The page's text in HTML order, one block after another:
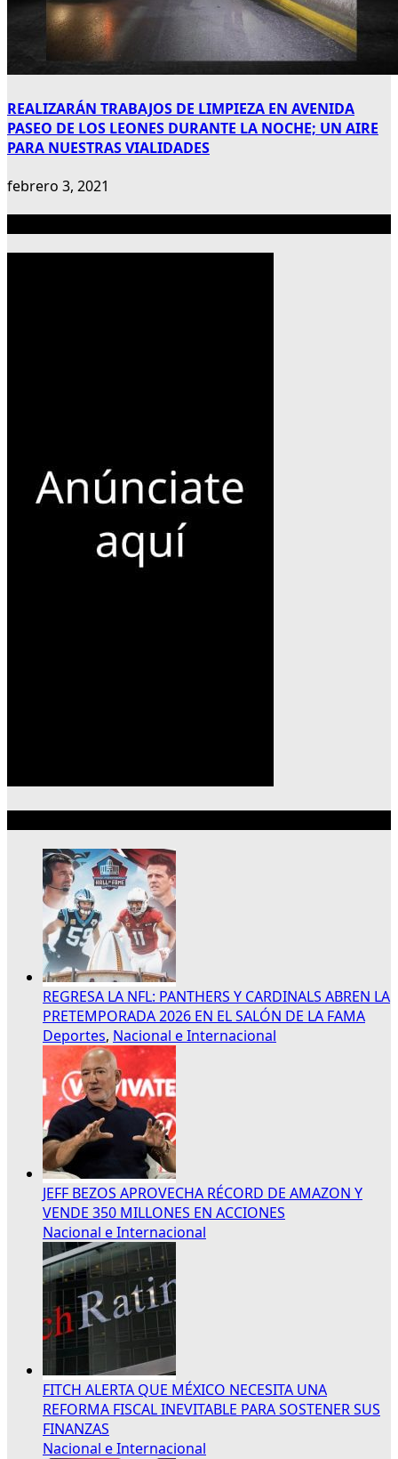
REALIZARÁN TRABAJOS DE LIMPIEZA EN AVENIDA
PASEO DE LOS LEONES DURANTE LA NOCHE; UN AIRE
PARA NUESTRAS VIALIDADES
febrero 3, 2021
REGRESA LA NFL: PANTHERS Y CARDINALS ABREN LA
PRETEMPORADA 2026 EN EL SALÓN DE LA FAMA
Deportes, Nacional e Internacional
JEFF BEZOS APROVECHA RÉCORD DE AMAZON Y
VENDE 350 MILLONES EN ACCIONES
Nacional e Internacional
FITCH ALERTA QUE MÉXICO NECESITA UNA
REFORMA FISCAL INEVITABLE PARA SOSTENER SUS
FINANZAS
Nacional e Internacional